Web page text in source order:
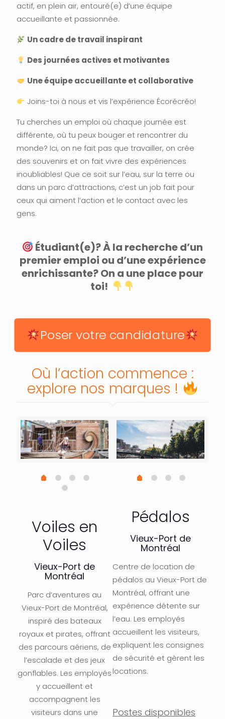
actif, en plein air, entouré(e) d’une équipe
accueillante et passionnée.
Un cadre de travail inspirant
Des journées actives et motivantes
Une équipe accueillante et collaborative
Joins-toi à nous et vis l’expérience Écorécréo!
Tu cherches un emploi où chaque journée est
différente, où tu peux bouger et rencontrer du
monde? Ici, on ne fait pas que travailler, on crée
des souvenirs et on fait vivre des expériences
inoubliables! Que ce soit sur l’eau, sur la terre ou
dans un parc d’attractions, c’est un job fait pour
ceux qui aiment l’action et le contact avec les
gens.
Étudiant(e)? À la recherche d’un
premier emploi ou d’une expérience
enrichissante? On a une place pour
toi!
Poser votre candidature
Où l’action commence :
explore nos marques !
Voiles en
Voiles
Vieux-Port de
Montréal
Parc d’aventures au
Vieux-Port de Montréal,
inspiré des bateaux
royaux et pirates, offrant
des parcours aériens, de
l’escalade et des jeux
gonflables. Les employés
y accueillent et
accompagnent les
visiteurs dans une
Pédalos
Vieux-Port de
Montréal
Centre de location de
pédalos au Vieux-Port de
Montréal, offrant une
expérience détente sur
l’eau. Les employés
accueillent les visiteurs,
expliquent les consignes
de sécurité et gèrent les
locations.
Postes disponibles